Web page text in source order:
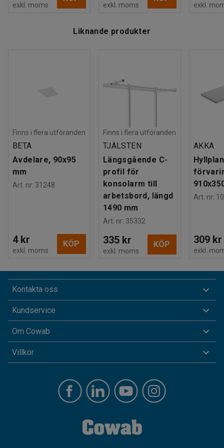
exkl. moms exkl. moms exkl.
Liknande produkter
Finns i flera utföranden
BETA
Avdelare, 90x95
mm
Art. nr: 31248
4 kr
exkl. moms
KÖP
Finns i flera utföranden
TJÄLSTEN
Längsgående C-
profil för
konsolarm till
arbetsbord, längd
1490 mm
Art. nr: 35332
335 kr
exkl. moms
KÖP
AKKA
Art. nr:
309 kr
exkl.
Kontakta oss
Kundservice
Om Cowab
Villkor